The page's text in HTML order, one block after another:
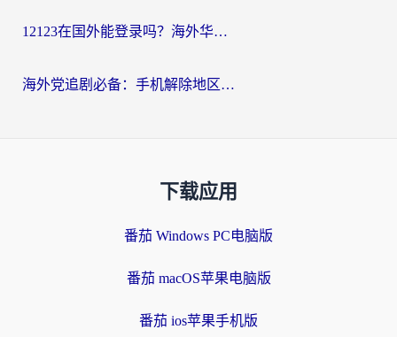
12123在国外能登录吗？海外华人必看的回国加速实用指南
海外党追剧必备：手机解除地区限制app怎么选？解决央视视频&国内剧地区限制全指南
下载应用
番茄 Windows PC电脑版
番茄 macOS苹果电脑版
番茄 ios苹果手机版